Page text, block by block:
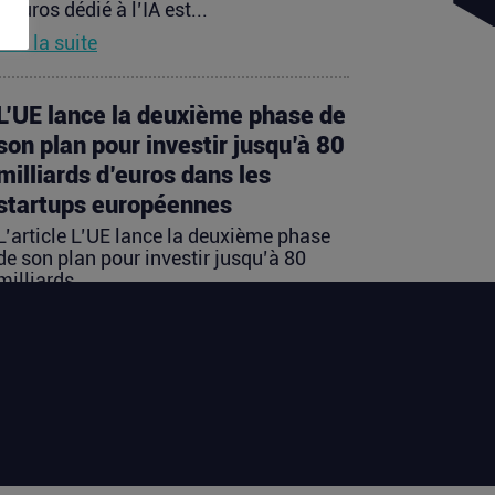
d’euros dédié à l’IA est...
Lire la suite
lance la deuxième phase de
plan pour investir jusqu’à 80
d’euros dans les
européennes
L’UE lance la deuxième phase
son plan pour investir jusqu’à 80